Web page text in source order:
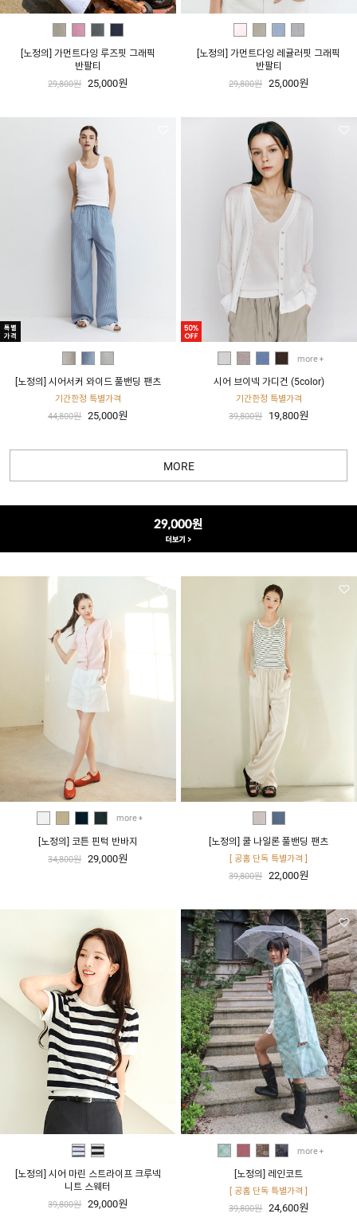
[노정의] 가먼트다잉 루즈핏 그래픽
반팔티
29,800원 25,000원
[노정의] 가먼트다잉 레귤러핏 그래픽
반팔티
29,800원 25,000원
[노정의] 시어서커 와이드 풀밴딩 팬츠
기간한정 특별가격
44,800원
25,000원
more
시어 브이넥 가디건 (5color)
기간한정 특별가격
39,800원
19,800원
MORE
more
[노정의] 코튼 핀턱 반바지
34,800원 29,000원
[노정의] 쿨 나일론 풀밴딩 팬츠
[ 공홈 단독 특별가격 ]
39,800원
22,000원
[노정의] 시어 마린 스트라이프 크루넥
니트 스웨터
39,800원 29,000원
more
[노정의] 레인코트
[ 공홈 단독 특별가격 ]
39,800원
24,600원